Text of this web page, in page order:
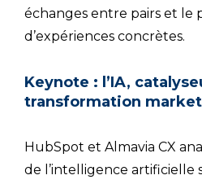
échanges entre pairs et le
d’expériences concrètes.
Keynote : l’IA,
transformation
HubSpot et Almavia CX
de l’intelligence artificielle